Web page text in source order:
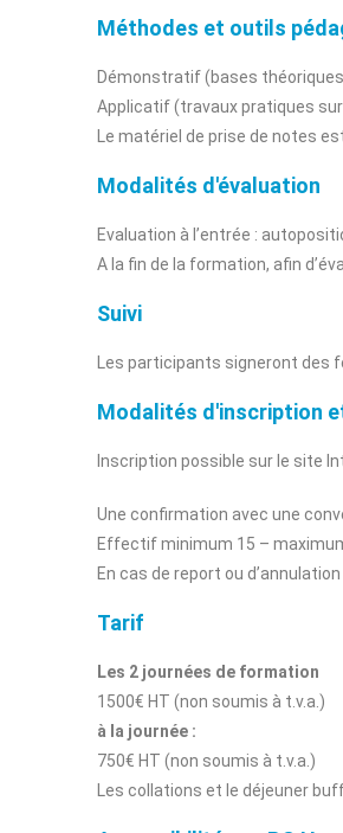
Méthodes et outils
Démonstratif (bases
Applicatif (travaux pratiques
Le matériel de prise de notes
Modalités d'évaluation
Evaluation à l’entrée :
A la fin de la formation, afin
Suivi
Les participants signeront des
Modalités d'inscription
Inscription possible sur le site
Une confirmation avec une
Effectif minimum 15 –
En cas de report ou
Tarif
Les 2 journées de formation
1500€ HT (non soumis à t.v.a.)
à la journée :
750€ HT (non soumis à t.v.a.)
Les collations et le déjeuner